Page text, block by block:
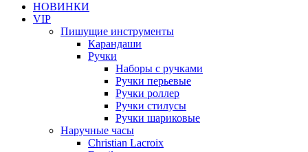
НОВИНКИ
VIP
Пишущие инструменты
Карандаши
Ручки
Наборы с ручками
Ручки перьевые
Ручки роллер
Ручки стилусы
Ручки шариковые
Наручные часы
Christian Lacroix